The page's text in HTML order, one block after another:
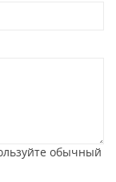
обычный